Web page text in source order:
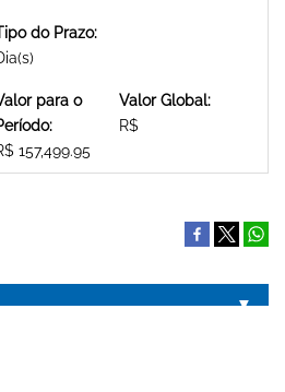
do Prazo:
para o
157,499.95
Valor Global:
R$